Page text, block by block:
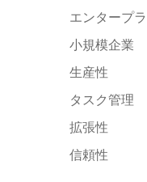
エンタープ
小規模企業
生産性
タスク管理
拡張性
信頼性